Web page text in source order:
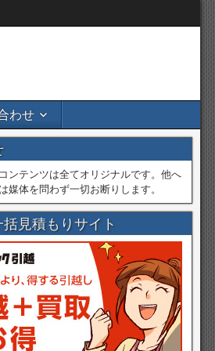
わせ
ンテンツは全てオリジナルです。他へ
媒体を問わず一切お断りします。
見積もりサイト